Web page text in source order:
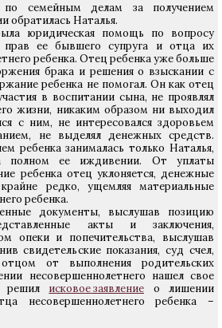
семейным делам за получением
обратилась Наталья.
юридическая помощь по вопросу
прав ее бывшего супруга и отца их
ребенка. Отец ребенка уже больше
брака и решения о взыскании с
ребенка не помогал. Он как отец
в воспитании сына, не проявлял
жизни, никаким образом ни выходил
с ним, не интересовался здоровьем
не выделял денежных средств.
ребенка занималась только Наталья,
полном ее иждивении. От уплаты
ребенка отец уклоняется, денежные
редко, ущемляя материальные
ребенка.
документы, выслушав позицию
акты и заключения,
опеки и попечительства, выслушав
свидетельские показания, суд счел,
от выполнения родительских
несовершеннолетнего нашел свое
решил исковое заявление о лишении
несовершеннолетнего ребенка –